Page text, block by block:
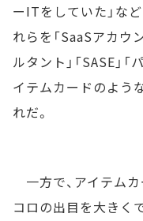
ーITをしていた」な
れらを「SaaSアカウ
ルタント」「SASE」
イテムカードのよう
れだ。
一方で、アイテム
コロの出目を大きく